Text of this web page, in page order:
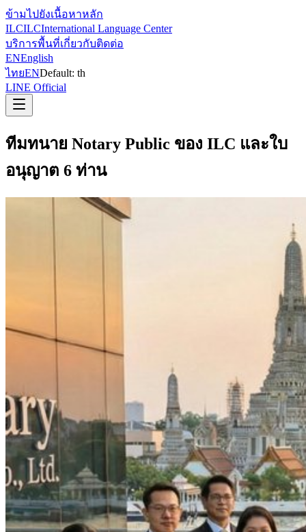
ข้ามไปยังเนื้อหาหลัก
ILCILCInternational Language Center
บริการพื้นที่เกี่ยวกับติดต่อ
ENEnglish
ไทยENDefault: th
LINE Official
ทีมทนาย Notary Public ของ ILC และใบ
อนุญาต 6 ท่าน